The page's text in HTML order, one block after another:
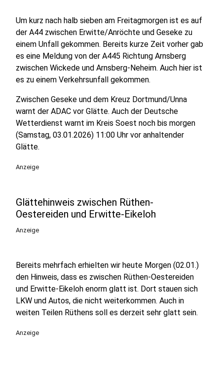
Um kurz nach halb sieben am Freitagmorgen ist es auf
der A44 zwischen Erwitte/Anröchte und Geseke zu
einem Unfall gekommen. Bereits kurze Zeit vorher gab
es eine Meldung von der A445 Richtung Arnsberg
zwischen Wickede und Arnsberg-Neheim. Auch hier ist
es zu einem Verkehrsunfall gekommen.
Zwischen Geseke und dem Kreuz Dortmund/Unna
warnt der ADAC vor Glätte. Auch der Deutsche
Wetterdienst warnt im Kreis Soest noch bis morgen
(Samstag, 03.01.2026) 11:00 Uhr vor anhaltender
Glätte.
Anzeige
Glättehinweis zwischen Rüthen-
Oestereiden und Erwitte-Eikeloh
Anzeige
Bereits mehrfach erhielten wir heute Morgen (02.01.)
den Hinweis, dass es zwischen Rüthen-Oestereiden
und Erwitte-Eikeloh enorm glatt ist. Dort stauen sich
LKW und Autos, die nicht weiterkommen. Auch in
weiten Teilen Rüthens soll es derzeit sehr glatt sein.
Anzeige